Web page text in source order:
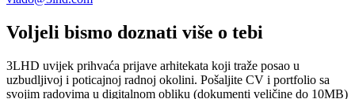
Voljeli bismo doznati više o tebi
3LHD uvijek prihvaća prijave arhitekata koji traže posao u
uzbudljivoj i poticajnoj radnoj okolini. Pošaljite CV i portfolio sa
svojim radovima u digitalnom obliku (dokumenti veličine do 10MB)